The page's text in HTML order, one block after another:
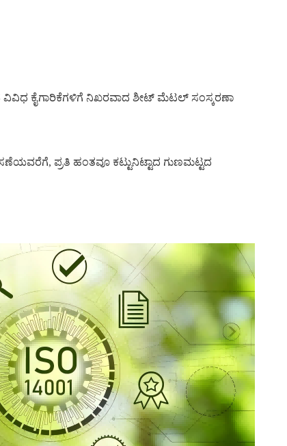
ಕೈಗಾರಿಕೆಗಳಿಗೆ ನಿಖರವಾದ ಶೀಟ್ ಮೆಟಲ್ ಸಂಸ್ಕರಣಾ
ಪ್ರತಿ ಹಂತವೂ ಕಟ್ಟುನಿಟ್ಟಾದ ಗುಣಮಟ್ಟದ